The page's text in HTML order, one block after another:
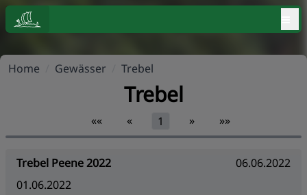
Home Gewässer Trebel
Trebel
«« « 1 » »»
Trebel Peene 2022
06.06.2022
01.06.2022